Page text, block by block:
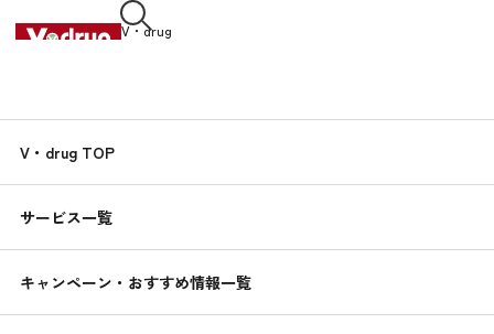
V・drug
V・drug TOP
サービス一覧
キャンペーン・おすすめ情報一覧
くすりんの豆知識